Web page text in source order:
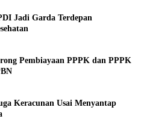
Jadi Garda Terdepan
Pembiayaan PPPK dan PPPK
Keracunan Usai Menyantap